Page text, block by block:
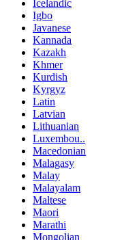
Icelandic
Igbo
Javanese
Kannada
Kazakh
Khmer
Kurdish
Kyrgyz
Latin
Latvian
Lithuanian
Luxembou..
Macedonian
Malagasy
Malay
Malayalam
Maltese
Maori
Marathi
Mongolian